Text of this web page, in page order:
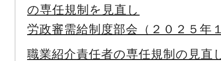
の専任規制を見直し
労政審需給制度部会（２０２５年
職業紹介責任者の専任規制の見直